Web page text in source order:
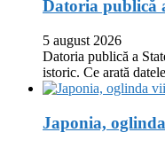
Datoria publică
5 august 2026
Datoria publică a
istoric. Ce arată
Japonia,